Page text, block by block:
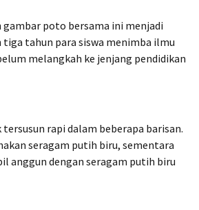
poto bersama ini menjadi
tahun para siswa menimba ilmu
melangkah ke jenjang pendidikan
rapi dalam beberapa barisan.
seragam putih biru, sementara
anggun dengan seragam putih biru